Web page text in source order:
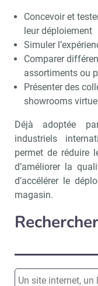
Concevoir et
leur déploiement
Simuler
Comparer
assortiments ou
Présenter des
showrooms
Déjà adoptée
industriels
permet de réduire
d’améliorer la
d’accélérer le
magasin.
Rechercher